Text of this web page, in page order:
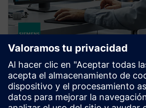
OPCENTER
Opcenter X Intosite
Opcenter X Intosite is a cloud-
solution that connects people,